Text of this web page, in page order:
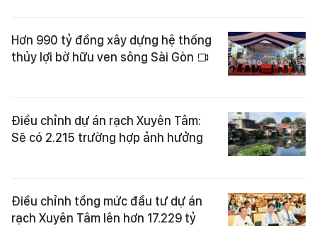
Hơn 990 tỷ đồng xây dựng hệ thống
thủy lợi bờ hữu ven sông Sài Gòn
Điều chỉnh dự án rạch Xuyên Tâm:
Sẽ có 2.215 trường hợp ảnh hưởng
Điều chỉnh tổng mức đầu tư dự án
rạch Xuyên Tâm lên hơn 17.229 tỷ